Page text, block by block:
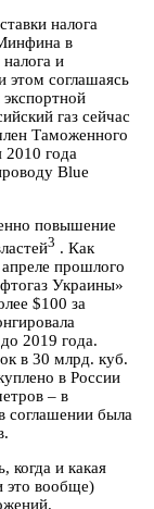
налога
в
и
соглашаясь
газ сейчас
Таможенного
2010 года
Blue
повышение
3 . Как
прошлого
Украины»
$100 за
2019 года.
в 30 млрд. куб.
в России
– в
соглашении была
когда и какая
это вообще)